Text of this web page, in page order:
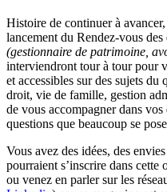
Histoire de continuer à
lancement du Rendez-vous
(gestionnaire de patrimoine,
interviendront tour à tour pour
et accessibles sur des sujets
droit, vie de famille, gestion
de vous accompagner dans
questions que beaucoup se
Vous avez des idées, des
pourraient s’inscrire dans cette
ou venez en parler sur les